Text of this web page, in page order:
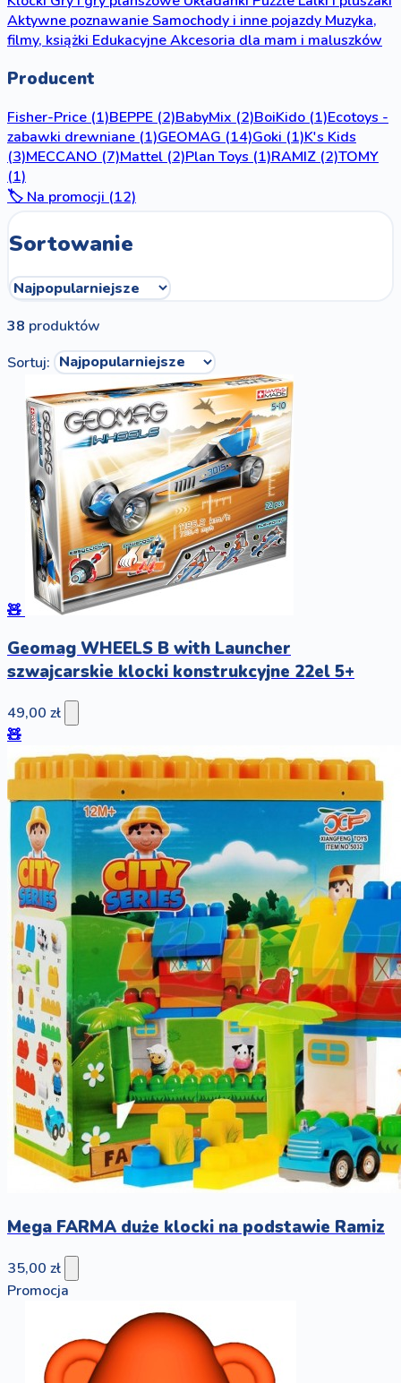
Aktywne poznawanieSamochody i inne pojazdyMuzyka,
filmy, książkiEdukacyjneAkcesoria dla mam i maluszków
Producent
Fisher-Price (1)BEPPE (2)BabyMix (2)BoiKido (1)Ecotoys -
zabawki drewniane (1)GEOMAG (14)Goki (1)K's Kids
(3)MECCANO (7)Mattel (2)Plan Toys (1)RAMIZ (2)TOMY
(1)
🏷️ Na promocji (12)
Sortowanie
38 produktów
Sortuj:
🧸
Geomag WHEELS B with Launcher
szwajcarskie klocki konstrukcyjne 22el 5+
49,00 zł
🧸
Mega FARMA duże klocki na podstawie Ramiz
35,00 zł
Promocja